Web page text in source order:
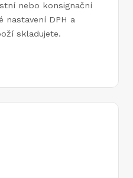
nebo konsignační
nastavení DPH a
skladujete.